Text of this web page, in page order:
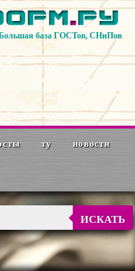
Большая база ГОСТов, СНиПов
ту новости
ИСКАТЬ